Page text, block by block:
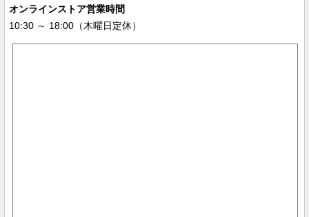
オンラインストア営業時間
10:30 ～ 18:00（木曜日定休）